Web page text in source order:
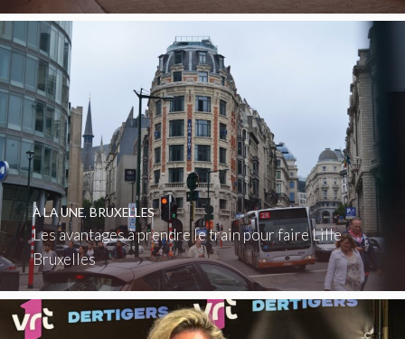
Les avantages à prendre le train pour faire Lille
Bruxelles
À LA UNE, BRUXELLES